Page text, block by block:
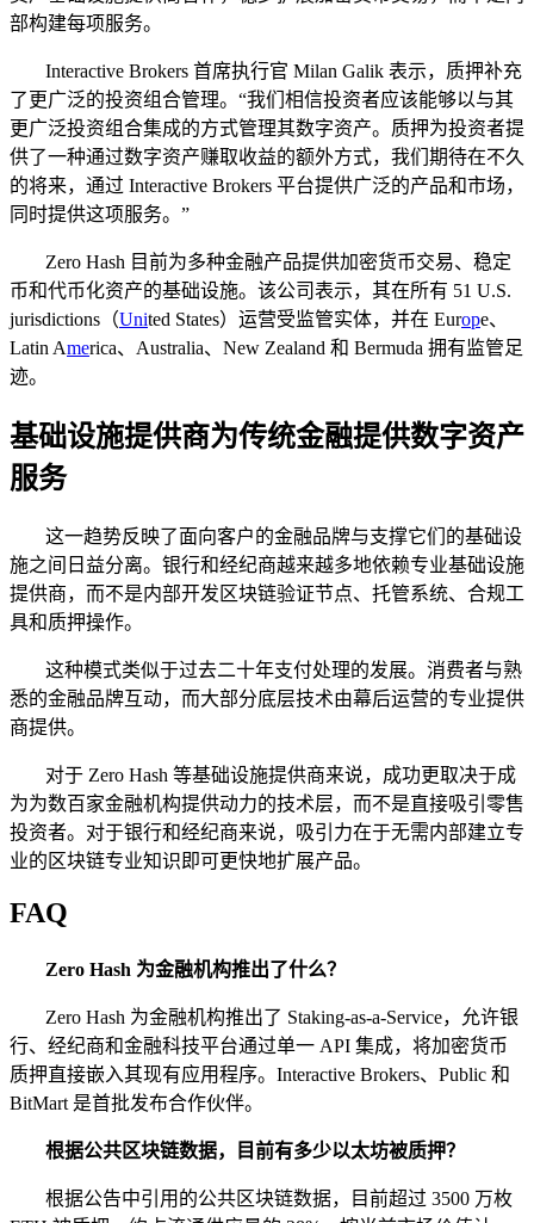
部构建每项服务。
Interactive Brokers 首席执行官 Milan Galik 表示，质押补充
了更广泛的投资组合管理。“我们相信投资者应该能够以与其
更广泛投资组合集成的方式管理其数字资产。质押为投资者提
供了一种通过数字资产赚取收益的额外方式，我们期待在不久
的将来，通过 Interactive Brokers 平台提供广泛的产品和市场，
同时提供这项服务。”
Zero Hash 目前为多种金融产品提供加密货币交易、稳定
币和代币化资产的基础设施。该公司表示，其在所有 51 U.S.
jurisdictions（United States）运营受监管实体，并在 Europe、
Latin America、Australia、New Zealand 和 Bermuda 拥有监管足
迹。
基础设施提供商为传统金融提供数字资产
服务
这一趋势反映了面向客户的金融品牌与支撑它们的基础设
施之间日益分离。银行和经纪商越来越多地依赖专业基础设施
提供商，而不是内部开发区块链验证节点、托管系统、合规工
具和质押操作。
这种模式类似于过去二十年支付处理的发展。消费者与熟
悉的金融品牌互动，而大部分底层技术由幕后运营的专业提供
商提供。
对于 Zero Hash 等基础设施提供商来说，成功更取决于成
为为数百家金融机构提供动力的技术层，而不是直接吸引零售
投资者。对于银行和经纪商来说，吸引力在于无需内部建立专
业的区块链专业知识即可更快地扩展产品。
FAQ
Zero Hash 为金融机构推出了什么？
Zero Hash 为金融机构推出了 Staking-as-a-Service，允许银
行、经纪商和金融科技平台通过单一 API 集成，将加密货币
质押直接嵌入其现有应用程序。Interactive Brokers、Public 和
BitMart 是首批发布合作伙伴。
根据公共区块链数据，目前有多少以太坊被质押？
根据公告中引用的公共区块链数据，目前超过 3500 万枚